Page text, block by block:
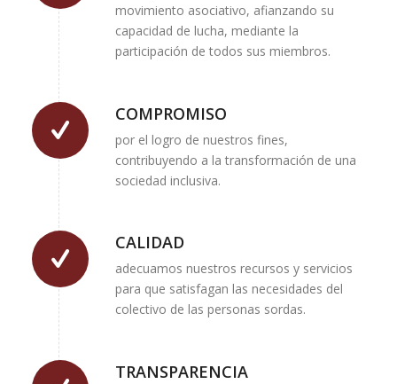
movimiento asociativo, afianzando su
capacidad de lucha, mediante la
participación de todos sus miembros.
COMPROMISO
por el logro de nuestros fines,
contribuyendo a la transformación de una
sociedad inclusiva.
CALIDAD
adecuamos nuestros recursos y servicios
para que satisfagan las necesidades del
colectivo de las personas sordas.
TRANSPARENCIA